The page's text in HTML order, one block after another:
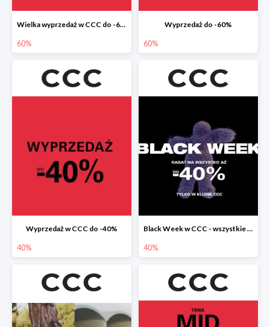
Wielka wyprzedaż w CCC do -60%
60%
Wyprzedaż do -60%
60%
Wyprzedaż w CCC do -40%
40%
Black Week w CCC - wszystkie produkty do -40%
40%